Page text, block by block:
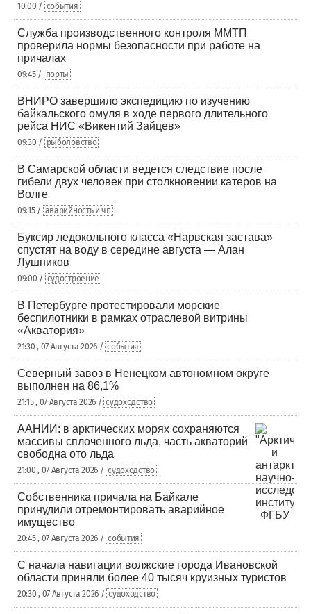
10:00 / события
Служба производственного контроля ММТП
проверила нормы безопасности при работе на
причалах
09:45 / порты
ВНИРО завершило экспедицию по изучению
байкальского омуля в ходе первого длительного
рейса НИС «Викентий Зайцев»
09:30 / рыболовство
В Самарской области ведется следствие после
гибели двух человек при столкновении катеров на
Волге
09:15 / аварийность и чп
Буксир ледокольного класса «Нарвская застава»
спустят на воду в середине августа — Алан
Лушников
09:00 / судостроение
В Петербурге протестировали морские
беспилотники в рамках отраслевой витрины
«Акватория»
21:30 , 07 Августа 2026 / события
Северный завоз в Ненецком автономном округе
выполнен на 86,1%
21:15 , 07 Августа 2026 / судоходство
ААНИИ: в арктических морях сохраняются
массивы сплоченного льда, часть акваторий
свободна ото льда
21:00 , 07 Августа 2026 / судоходство
Собственника причала на Байкале
принудили отремонтировать аварийное
имущество
20:45 , 07 Августа 2026 / события
С начала навигации волжские города Ивановской
области приняли более 40 тысяч круизных туристов
20:30 , 07 Августа 2026 / судоходство